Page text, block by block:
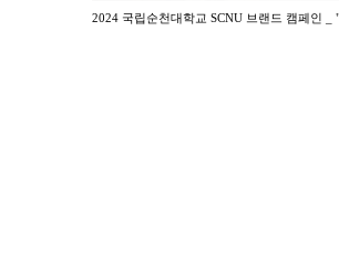
2024 국립순천대학교 SCNU 브랜드 캠페인 _